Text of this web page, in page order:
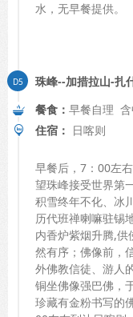
水，无早餐提供。
珠峰--加措拉山-扎
餐食： 早餐自理
住宿： 日喀则
早餐后，7：00左
望珠峰接受世界第
积雪终年不化、冰
历代班禅喇嘛驻锡
内香炉紫烟升腾,
然有序；佛像前，
外佛教信徒、游人
铜坐佛像强巴佛，
珍藏有金粉书写的